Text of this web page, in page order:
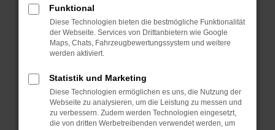
Starte dein Gerät neu.
Das kann manchmal helfen, vorübergehende
Probleme zu beheben.
Stelle sicher, dass dein Browser und dein
sind.
Veraltete Software birgt nicht nur ein
Sicherheitsrisiko, sondern kann auch dazu
führen, dass bestimmte Funktionen nicht mehr
Funktional
Diese Technologien bieten die bestmögliche Funktionalität
der Webseite. Services von Drittanbietern wie Google
Maps, Chats, Fahrzeugbewertungssystem und weitere
werden aktiviert.
Statistik und Marketing
Diese Technologien ermöglichen es uns, die Nutzung der
Webseite zu analysieren, um die Leistung zu messen und
zu verbessern. Zudem werden Technologien eingesetzt,
die von dritten Werbetreibenden verwendet werden, um